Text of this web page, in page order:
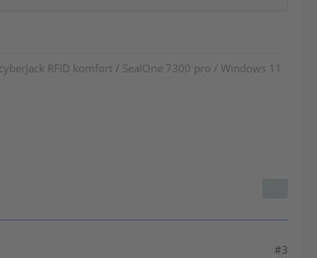
RFID komfort / SealOne 7300 pro / Windows 11
#3